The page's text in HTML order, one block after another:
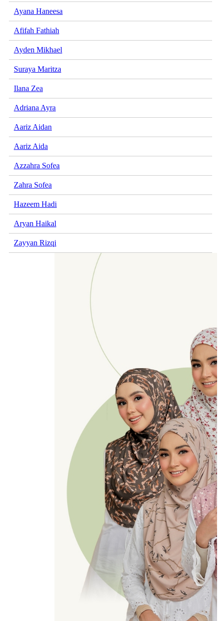
Ayana Haneesa
Afifah Fathiah
Ayden Mikhael
Suraya Maritza
Ilana Zea
Adriana Ayra
Aariz Aidan
Aariz Aida
Azzahra Sofea
Zahra Sofea
Hazeem Hadi
Aryan Haikal
Zayyan Rizqi